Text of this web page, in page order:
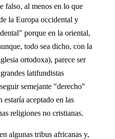
falso, al menos en lo que
la Europa occidental y
porque en la oriental,
todo sea dicho, con la
ortodoxa), parece ser
latifundistas
semejante "derecho"
estaría aceptado en las
religiones no cristianas.
algunas tribus africanas y,